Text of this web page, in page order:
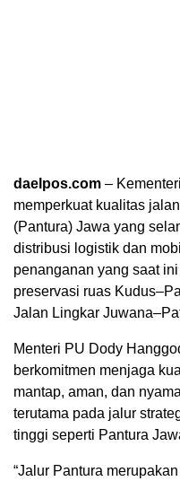
daelpos.com –
memperkuat kualitas
(Pantura) Jawa yang
distribusi logistik dan
penanganan yang saat
preservasi ruas
Jalan Lingkar
Menteri PU Dody
berkomitmen menjaga
mantap, aman, dan
terutama pada jalur
tinggi seperti Pantura
“Jalur Pantura